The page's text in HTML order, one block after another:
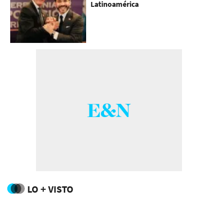
Latinoamérica
LO + VISTO